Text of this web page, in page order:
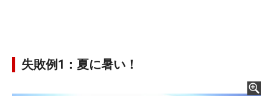
失敗例1：夏に暑い！